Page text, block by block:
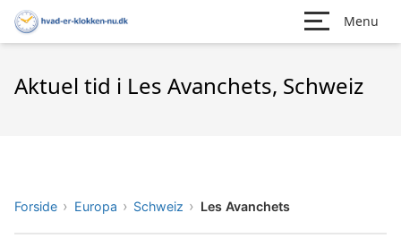
Menu
Aktuel tid i Les Avanchets, Schweiz
Forside Europa Schweiz Les Avanchets